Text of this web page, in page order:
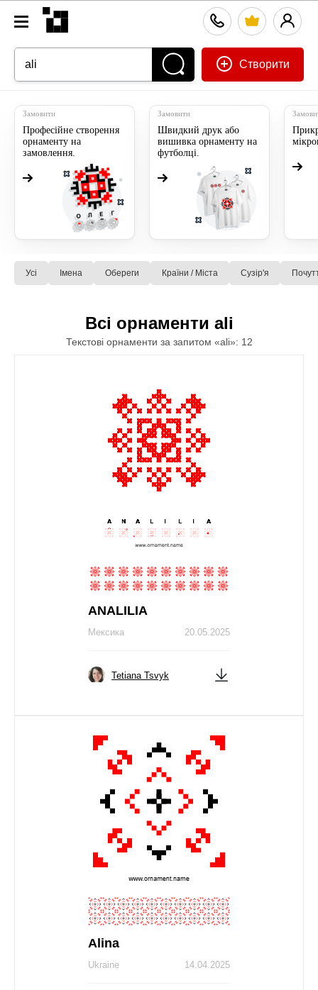
Створити
Замовити
Професійне створення
орнаменту на
замовлення.
Замовити
Швидкий друк або
вишивка орнаменту на
футболці.
Усі Імена Обереги Країни / Міста Сузiр'я
Всі орнаменти ali
Текстові орнаменти за запитом «ali»: 12
ANALILIA
20.05.2025
Мексика
Tetiana Tsvyk
Alina
14.04.2025
Ukraine